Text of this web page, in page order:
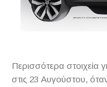
Περισσότερα στοιχεία
στις 23 Αυγούστου,